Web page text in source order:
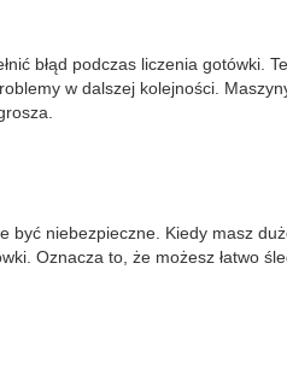
błąd podczas liczenia gotówki.
w dalszej kolejności.
być niebezpieczne. Kiedy masz
Oznacza to, że możesz łatwo